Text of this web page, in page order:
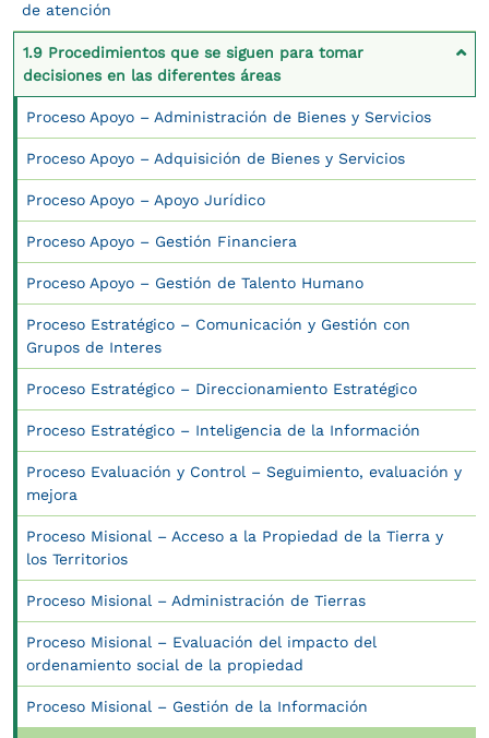
de atención
1.9 Procedimientos que se siguen para tomar
decisiones en las diferentes áreas
Proceso Apoyo – Administración de Bienes y Servicios
Proceso Apoyo – Adquisición de Bienes y Servicios
Proceso Apoyo – Apoyo Jurídico
Proceso Apoyo – Gestión Financiera
Proceso Apoyo – Gestión de Talento Humano
Proceso Estratégico – Comunicación y Gestión con
Grupos de Interes
Proceso Estratégico – Direccionamiento Estratégico
Proceso Estratégico – Inteligencia de la Información
Proceso Evaluación y Control – Seguimiento, evaluación y
mejora
Proceso Misional – Acceso a la Propiedad de la Tierra y
los Territorios
Proceso Misional – Administración de Tierras
Proceso Misional – Evaluación del impacto del
ordenamiento social de la propiedad
Proceso Misional – Gestión de la Información